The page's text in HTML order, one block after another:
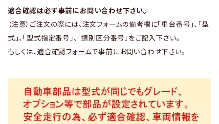
適合確認は必ず事前にお問い合わせ下さい。
（注意）ご注文の際には、注文フォームの備考欄に「車台番号」、「型
式」、「型式指定番号」、「類別区分番号」をご記入下さい。
もしくは、 適合確認フォームで事前にお問い合わせ下さい。